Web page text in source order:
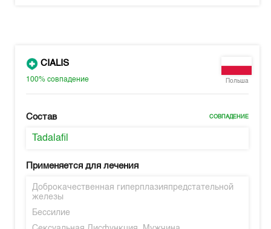
CIALIS
100%совпадение Польша
Состав СОВПАДЕНИЕ
Tadalafil
Применяется для лечения
Доброкачественная гиперплазияпредстательной
железы
Бессилие